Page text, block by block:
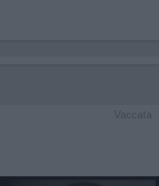
Vaccata